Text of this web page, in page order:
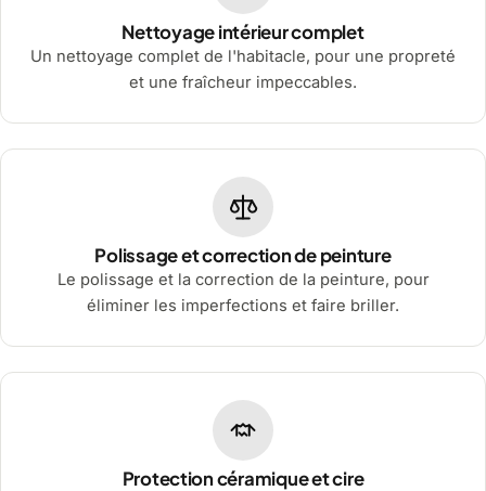
Nettoyage intérieur complet
Un nettoyage complet de l'habitacle, pour une propreté
et une fraîcheur impeccables.
Polissage et correction de peinture
Le polissage et la correction de la peinture, pour
éliminer les imperfections et faire briller.
Protection céramique et cire